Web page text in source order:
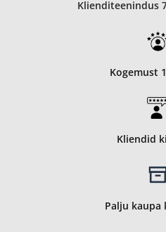
Klienditeenindus
Kogemust
Kliendid
Palju kaupa